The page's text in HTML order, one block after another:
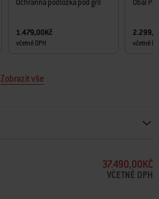
Ochranná podložka pod gril
1.479,00Kč
včetně DPH
Obal
včetně
Zobrazit vše
37.490,00KČ
VČETNĚ DPH